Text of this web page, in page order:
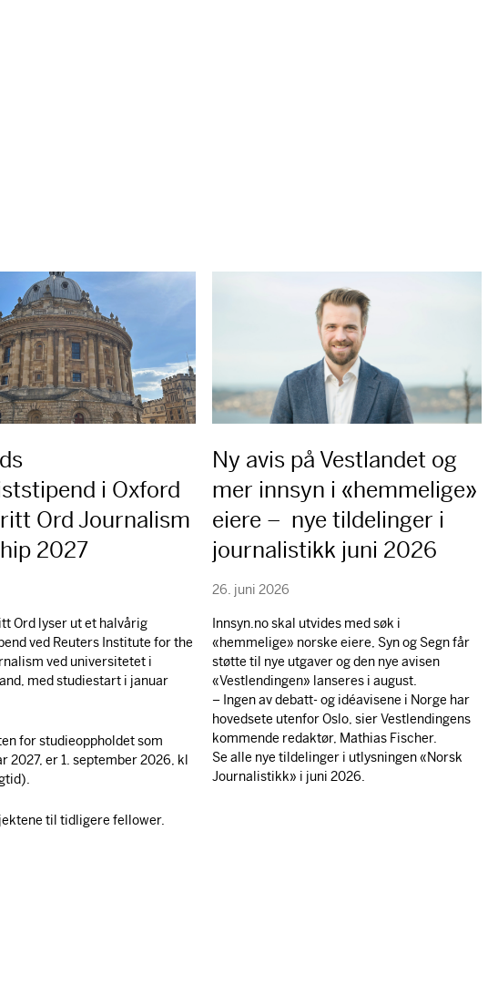
i Oxford
Ord Journalism
2027
Ord lyser ut et halvårig
ved Reuters Institute for the
ved universitetet i
med studiestart i januar
for studieoppholdet som
2027, er 1. september 2026, kl
til tidligere fellower.
Ny avis på Vestlandet og
mer innsyn i «hemmelige»
eiere – nye tildelinger i
journalistikk juni 2026
26. juni 2026
Innsyn.no skal utvides med søk i
«hemmelige» norske eiere, Syn og Segn får
støtte til nye utgaver og den nye avisen
«Vestlendingen» lanseres i august.
– Ingen av debatt- og idéavisene i Norge har
hovedsete utenfor Oslo, sier Vestlendingens
kommende redaktør, Mathias Fischer.
Se alle nye tildelinger i utlysningen «Norsk
Journalistikk» i juni 2026.